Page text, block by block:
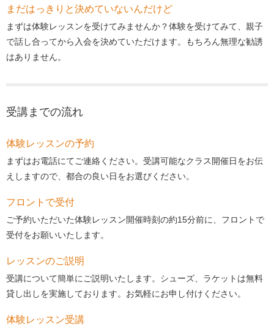
まだはっきりと決めていないんだけど
まずは体験レッスンを受けてみませんか？体験を受けてみて、親子
で話し合ってから入会を決めていただけます。もちろん無理な勧誘
はありません。
受講までの流れ
体験レッスンの予約
まずはお電話にてご連絡ください。受講可能なクラス開催日をお伝
えしますので、都合の良い日をお選びください。
フロントで受付
ご予約いただいた体験レッスン開催時刻の約15分前に、フロントで
受付をお願いいたします。
レッスンのご説明
受講について簡単にご説明いたします。シューズ、ラケットは無料
貸し出しを実施しております。お気軽にお申し付けください。
体験レッスン受講